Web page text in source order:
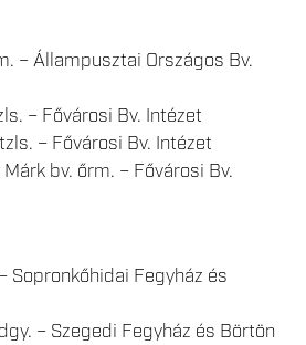
– Állampusztai Országos Bv.
– Fővárosi Bv. Intézet
– Fővárosi Bv. Intézet
bv. őrm. – Fővárosi Bv.
Sopronkőhidai Fegyház és
– Szegedi Fegyház és Börtön